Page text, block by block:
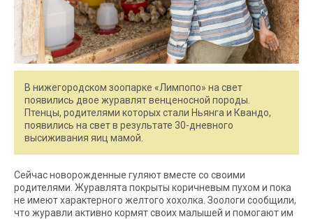
В нижегородском зоопарке «Лимпопо» на свет
появились двое журавлят венценосной породы.
Птенцы, родителями которых стали Ньянга и Квандо,
появились на свет в результате 30-дневного
высиживания яиц мамой.
Сейчас новорожденные гуляют вместе со своими
родителями. Журавлята покрыты коричневым пухом и пока
не имеют характерного желтого хохолка. Зоологи сообщили,
что журавли активно кормят своих малышей и помогают им